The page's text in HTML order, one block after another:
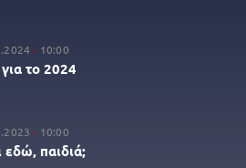
10:00
το 2024
10:00
εδώ, παιδιά;